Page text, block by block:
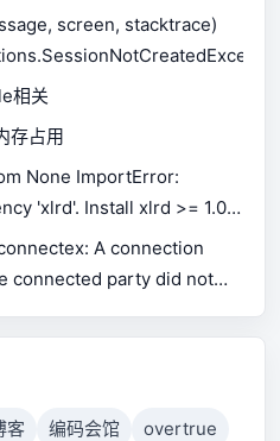
screen, stacktrace)
相关
存占用
None ImportError:
'xlrd'. Install xlrd >= 1.0.0
conda to install xlrd.
A connection
connected party did not
connected host has failed
客 编码会馆
overtrue